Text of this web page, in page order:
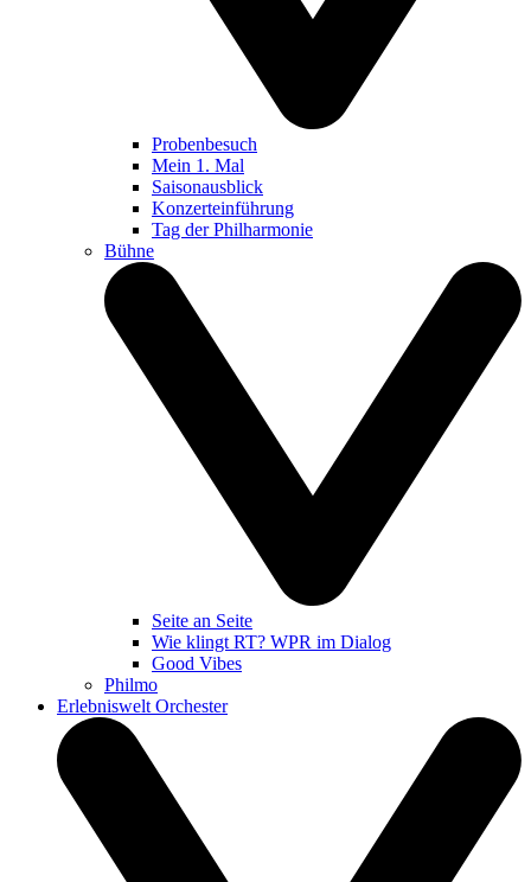
Probenbesuch
Mein 1. Mal
Saisonausblick
Konzerteinführung
Tag der Philharmonie
Bühne
Seite an Seite
Wie klingt RT? WPR im Dialog
Good Vibes
Philmo
Erlebniswelt Orchester